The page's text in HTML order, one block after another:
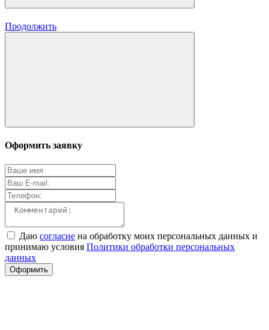
Продолжить
Оформить заявку
Даю согласие на обработку моих персональных данных и
принимаю условия Политики обработки персональных
данных
Оформить